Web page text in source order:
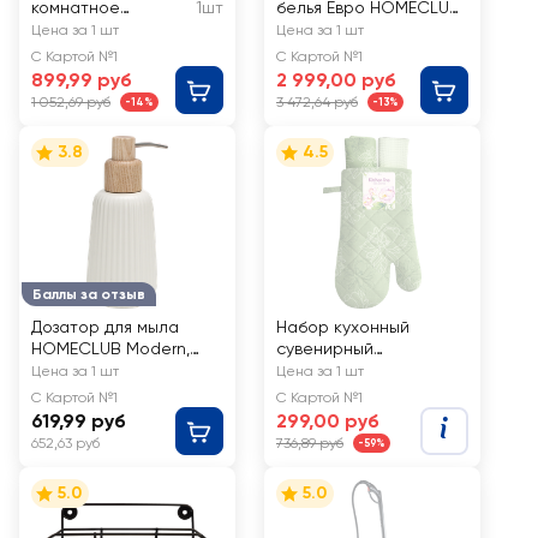
комнатное
Драцена Сан Голд
d=11см
1шт
Цена за 1 шт
С Картой №1
899,99 руб
1 052,69 руб -14%
белья Евро HOMECLUB
Slate, цвет графит
однотонный, сатин,
Арт. НСевро/50граф
Цена за 1 шт
С Картой №1
2 999,00 руб
3 472,64 руб -13%
Баллы за отзыв
3.8
Дозатор для мыла
HOMECLUB Modern,
керамика, Арт.
CE1069AM-LD
Цена за 1 шт
С Картой №1
619,99 руб
652,63 руб
4.5
Набор кухонный
сувенирный
ВАСИЛИСА рукавица
18х30см и 2
полотенца 35х60см
Цена за 1 шт
С Картой №1
299,00 руб
736,89 руб -59%
5.0 5.0